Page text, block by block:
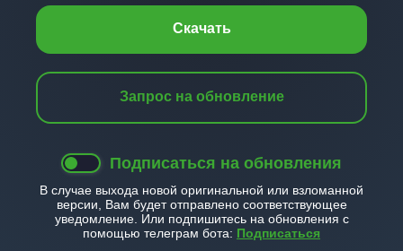
Скачать
Запрос на обновление
Подписаться на обновления
В случае выхода новой оригинальной или взломанной
версии, Вам будет отправлено соответствующее
уведомление. Или подпишитесь на обновления с
помощью телеграм бота: Подписаться